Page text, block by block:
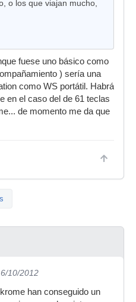
o los que viajan mucho,
fuese uno básico como
) sería una
como WS portátil. Habrá
en el caso del de 61 teclas
de momento me da que
10/2012
han conseguido un